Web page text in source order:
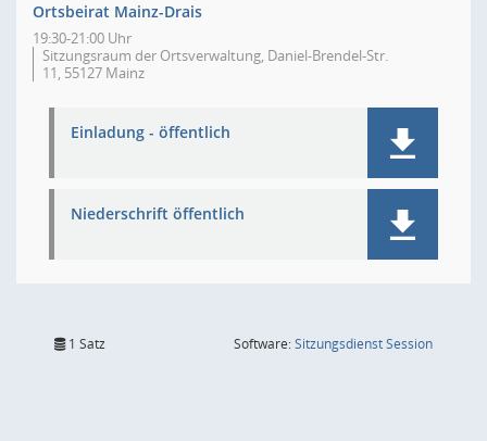
Ortsbeirat Mainz-Drais
19:30-21:00 Uhr
Sitzungsraum der Ortsverwaltung, Daniel-Brendel-Str.
11, 55127 Mainz
Einladung - öffentlich
Niederschrift öffentlich
1 Satz Software:SitzungsdienstSession(Wird in